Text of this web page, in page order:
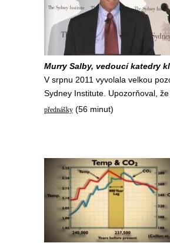
Murry Salby, vedoucí katedry
V srpnu 2011 vyvolala velkou
Sydney Institute. Upozorňoval,
přednášky(56 minut)